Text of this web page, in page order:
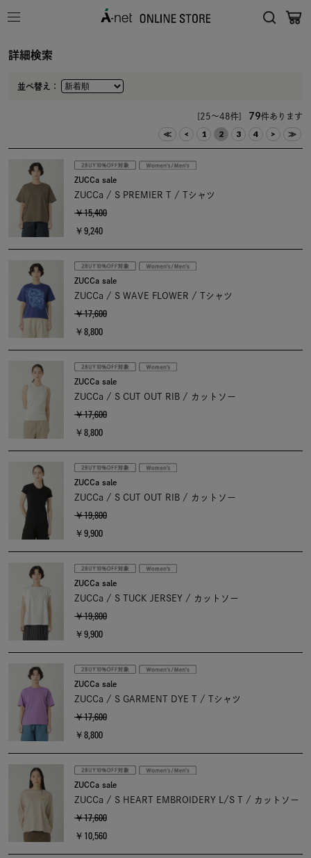
詳細検索
並べ替え：
[25～48件] 79件あります
≪ < 1 2 3 4 > ≫
ZUCCa sale
ZUCCa / S PREMIER T / Tシャツ
￥15,400
￥9,240
ZUCCa sale
ZUCCa / S WAVE FLOWER / Tシャツ
￥17,600
￥8,800
ZUCCa sale
ZUCCa / S CUT OUT RIB / カットソー
￥17,600
￥8,800
ZUCCa sale
ZUCCa / S CUT OUT RIB / カットソー
￥19,800
￥9,900
ZUCCa sale
ZUCCa / S TUCK JERSEY / カットソー
￥19,800
￥9,900
ZUCCa sale
ZUCCa / S GARMENT DYE T / Tシャツ
￥17,600
￥8,800
ZUCCa sale
ZUCCa / S HEART EMBROIDERY L/S T / カットソー
￥17,600
￥10,560